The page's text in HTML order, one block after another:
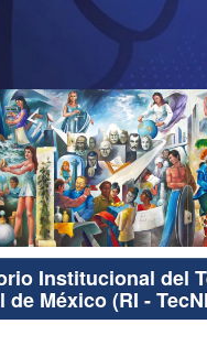
Institucional del
de México (RI -